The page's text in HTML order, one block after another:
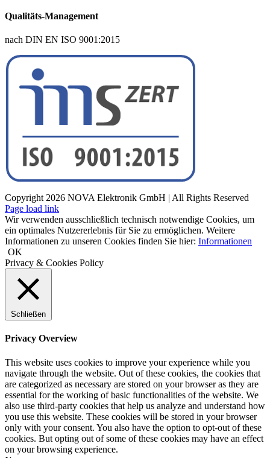
Qualitäts-Management
nach DIN EN ISO 9001:2015
Copyright 2026 NOVA Elektronik GmbH | All Rights Reserved
Page load link
Wir verwenden ausschließlich technisch notwendige Cookies, um
ein optimales Nutzererlebnis für Sie zu ermöglichen. Weitere
Informationen zu unseren Cookies finden Sie hier: Informationen
OK
Privacy & Cookies Policy
Schließen
Privacy Overview
This website uses cookies to improve your experience while you
navigate through the website. Out of these cookies, the cookies that
are categorized as necessary are stored on your browser as they are
essential for the working of basic functionalities of the website. We
also use third-party cookies that help us analyze and understand how
you use this website. These cookies will be stored in your browser
only with your consent. You also have the option to opt-out of these
cookies. But opting out of some of these cookies may have an effect
on your browsing experience.